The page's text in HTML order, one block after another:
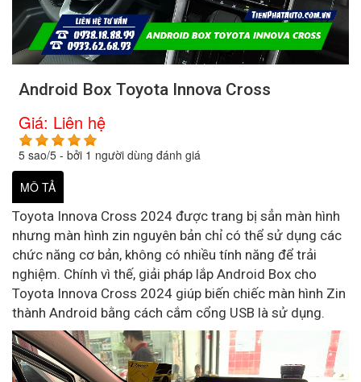
Android Box Toyota Innova Cross
Giá: Liên hệ
5 sao/5 - bởi 1 người dùng đánh giá
MÔ TẢ
Toyota Innova Cross 2024 được trang bị sẳn màn hình
nhưng màn hình zin nguyên bản chỉ có thể sử dụng các
chức năng cơ bản, không có nhiều tính năng để trải
nghiệm. Chính vì thế, giải pháp lắp Android Box cho
Toyota Innova Cross 2024 giúp biến chiếc màn hình Zin
thành Android bằng cách cắm cổng USB là sử dụng.